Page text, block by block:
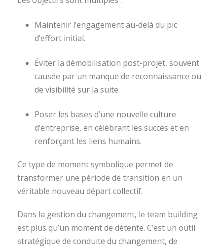
Maintenir l’engagement au-delà du pic
d’effort initial.
Éviter la démobilisation post-projet, souvent
causée par un manque de reconnaissance ou
de visibilité sur la suite.
Poser les bases d’une nouvelle culture
d’entreprise, en célébrant les succès et en
renforçant les liens humains.
Ce type de moment symbolique permet de
transformer une période de transition en un
véritable nouveau départ collectif.
Dans la gestion du changement, le team building
est plus qu’un moment de détente. C’est un outil
stratégique de conduite du changement, de